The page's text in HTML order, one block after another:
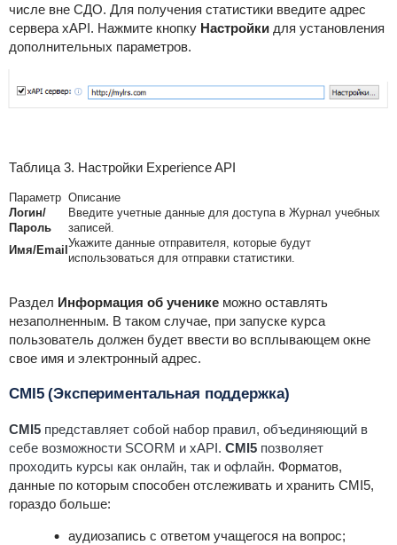
числе вне СДО. Для получения статистики введите адрес
сервера xAPI. Нажмите кнопку Настройкидля установления
дополнительных параметров.
Таблица 3. Настройки Experience API
Параметр Описание
Логин/
Пароль
Введите учетные данные для доступа в Журнал учебных
записей.
Имя/Email
Укажите данные отправителя, которые будут
использоваться для отправки статистики.
Раздел Информация об ученикеможно оставлять
незаполненным. В таком случае, при запуске курса
пользователь должен будет ввести во всплывающем окне
свое имя и электронный адрес.
CMI5 (Экспериментальная поддержка)
CMI5представляет собой набор правил, объединяющий в
себе возможности SCORM и xAPI. CMI5позволяет
проходить курсы как онлайн, так и офлайн. Форматов,
данные по которым способен отслеживать и хранить CMI5,
гораздо больше:
аудиозапись с ответом учащегося на вопрос;